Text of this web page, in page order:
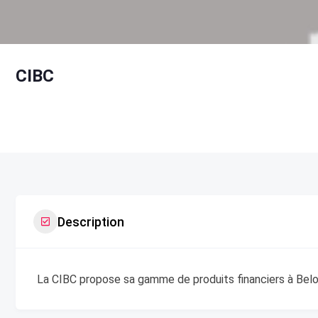
CIBC
Description
La CIBC propose sa gamme de produits financiers à